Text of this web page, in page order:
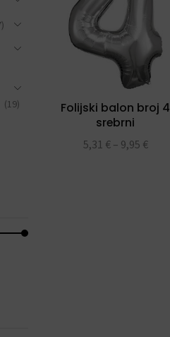
Folijski balon broj 4
srebrni
5,31 € – 9,95 €
(19)